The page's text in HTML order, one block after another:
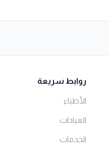
روابط سريعة
الأطباء
العيادات
الخدمات